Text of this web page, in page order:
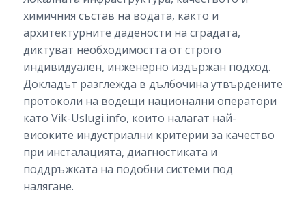
химичния състав на водата, както и
архитектурните дадености на сградата,
диктуват необходимостта от строго
индивидуален, инженерно издържан подход.
Докладът разглежда в дълбочина утвърдените
протоколи на водещи национални оператори
като Vik-Uslugi.info, които налагат най-
високите индустриални критерии за качество
при инсталацията, диагностиката и
поддръжката на подобни системи под
налягане.